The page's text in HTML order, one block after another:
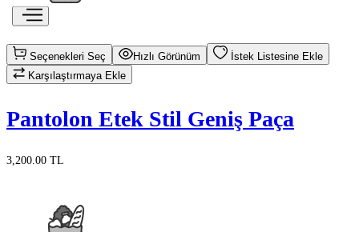
Seçenekleri Seç Hızlı Görünüm
İstek Listesine Ekle
Karşılaştırmaya Ekle
Pantolon Etek Stil Geniş Paça
3,200.00 TL